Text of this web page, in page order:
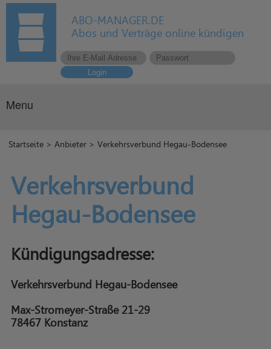
ABO-MANAGER.DE
Abos und Verträge online kündigen
Login
Menu
Startseite >Anbieter > Verkehrsverbund Hegau-Bodensee
Verkehrsverbund
Hegau-Bodensee
Kündigungsadresse:
Verkehrsverbund Hegau-Bodensee
Max-Stromeyer-Straße 21-29
78467 Konstanz